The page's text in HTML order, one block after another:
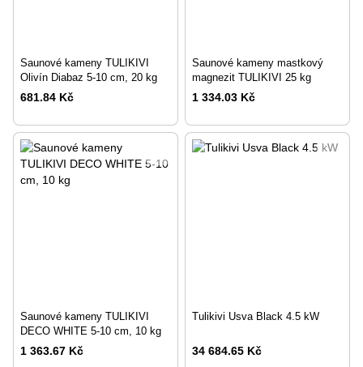
Saunové kameny TULIKIVI
Olivín Diabaz 5-10 cm, 20 kg
681.84 Kč
Saunové kameny mastkový
magnezit TULIKIVI 25 kg
1 334.03 Kč
Saunové kameny TULIKIVI
DECO WHITE 5-10 cm, 10 kg
1 363.67 Kč
Tulikivi Usva Black 4.5 kW
34 684.65 Kč